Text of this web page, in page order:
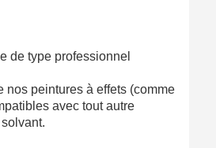
de type professionnel
nos peintures à effets (comme
avec tout autre